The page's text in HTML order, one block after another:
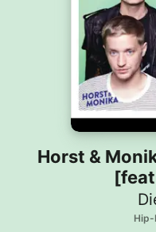
Horst &
Hip-